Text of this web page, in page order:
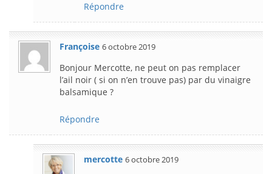
Répondre
Françoise 6 octobre 2019
Bonjour Mercotte, ne peut on pas remplacer
l’ail noir ( si on n’en trouve pas) par du vinaigre
balsamique ?
Répondre
mercotte 6 octobre 2019